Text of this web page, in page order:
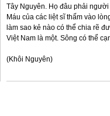
Tây Nguyên. Họ đâu phải
Máu của các liệt sĩ thấm vào
làm sao kẻ nào có thể chia rẽ
Việt Nam là một. Sông có thể
(Khôi Nguyên)